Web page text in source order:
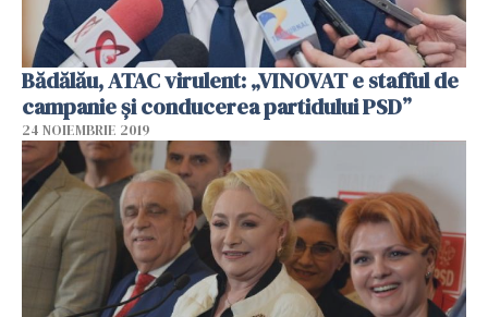
Bădălău, ATAC virulent: „VINOVAT e stafful de
campanie și conducerea partidului PSD”
24 NOIEMBRIE 2019